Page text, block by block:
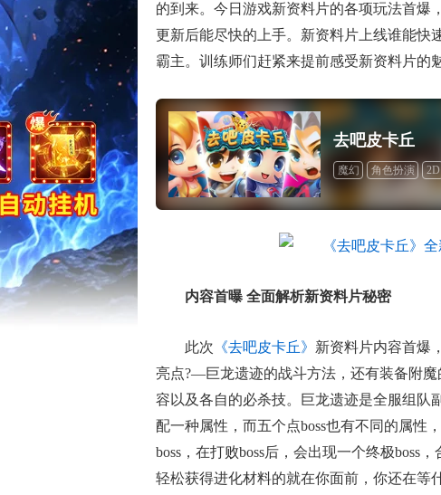
的到来。今日游戏新资料片的各项玩法首爆
更新后能尽快的上手。新资料片上线谁能快
霸主。训练师们赶紧来提前感受新资料片的
去吧皮卡丘
魔幻 角色扮演 2D
内容首曝 全面解析新资料片秘密
此次 《去吧皮卡丘》 新资料片内容首爆
亮点?—巨龙遗迹的战斗方法，还有装备附
容以及各自的必杀技。巨龙遗迹是全服组队
配一种属性，而五个点boss也有不同的属性
boss，在打败boss后，会出现一个终极boss
轻松获得进化材料的就在你面前，你还在等